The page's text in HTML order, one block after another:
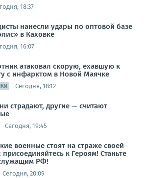
18:37
нанесли удары по оптовой базе
в Каховке
16:07
атаковал скорую, ехавшую к
с инфарктом в Новой Маячке
Сегодня, 18:12
страдают, другие — считают
Сегодня, 19:45
военные стоят на страже своей
к Героям! Станьте
РФ!
Сегодня, 20:09